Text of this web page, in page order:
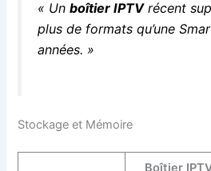
« Unboîtier IPTVrécent
plus de formats qu’une
années. »
Stockage et Mémoire
Boîtier